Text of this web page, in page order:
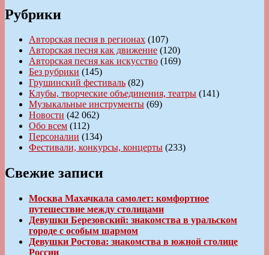
Рубрики
Авторская песня в регионах (107)
Авторская песня как движение (120)
Авторская песня как искусство (169)
Без рубрики (145)
Грушинский фестиваль (82)
Клубы, творческие объединения, театры (141)
Музыкальные инструменты (69)
Новости (42 062)
Обо всем (112)
Персоналии (134)
Фестивали, конкурсы, концерты (233)
Свежие записи
Москва Махачкала самолет: комфортное
путешествие между столицами
Девушки Березовский: знакомства в уральском
городе с особым шармом
Девушки Ростова: знакомства в южной столице
России